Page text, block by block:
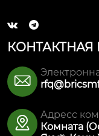
 


Адресс
Комната